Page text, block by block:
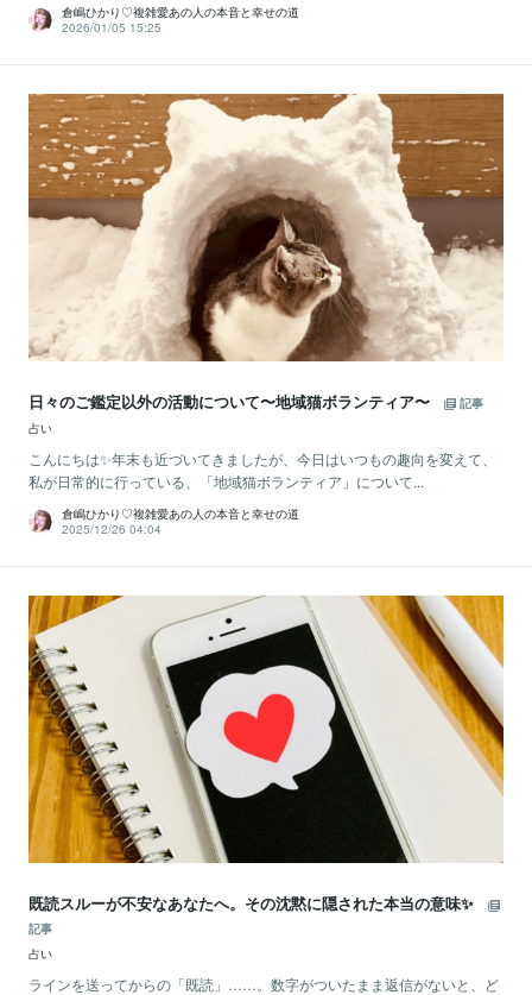
倉嶋ひかり♡複雑愛あの人の本音と幸せの道
2026/01/05 15:25
日々のご鑑定以外の活動について〜地域猫ボランティア〜
記事
占い
こんにちは✨年末も近づいてきましたが、今日はいつもの趣向を変えて、
私が日常的に行っている、「地域猫ボランティア」について...
倉嶋ひかり♡複雑愛あの人の本音と幸せの道
2025/12/26 04:04
既読スルーが不安なあなたへ。その沈黙に隠された本当の意味✨
記事
占い
ラインを送ってからの「既読」……。数字がついたまま返信がないと、ど